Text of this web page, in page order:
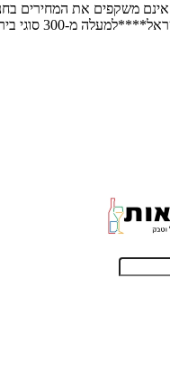
משקפים את המחירים
יינות הרוזה הגדול